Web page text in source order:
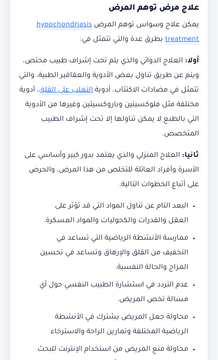
علاج مرض توهم المرض
يمكن علاج وسواس توهم المرض hypochondriasis
treatment بطرق عدة والتي تتمثل في:
أولا: العلاج الدوائي والذي يتم تحت إشراف طبيب مختص،
ويتم عن طريق تناول بعض الأدوية والعقاقير الطبية، والتي
تتمثل في مضادات الاكتئاب، أدوية التغلب على القلق، أدوية
مختلفة مثل فلوكسيتين وباروكسيتين وغيرها من الأدوية
التي بالطبع لا يمكن تناولها إلا تحت إشراف الطبيب
المتخصص.
ثانيا: العلاج المنزلي والذي يعتمد بدور كبير وأساسي على
الأسرة وأفراد العائلة للتخلص من هذا المرض، والحرص
على أتباع الخطوات التالية:
البعد التام عن تناول المواد التي قد تؤثر على
العقل والقدرات والكحوليات والمواد المسكرة.
ممارسة الأنشطة الرياضية التي تساعد في
التخفيف من القلق والإرهاق وتساعد في تحسين
المزاج والحالة النفسية.
عدم التردد في استشارة الطبيب النفسي حول أي
مسالة تخص المريض.
محاولة جعل المريض يشترك في الأنشطة
الرياضية المختلفة وتمارين الراحة والاسترخاء
محاولة منع المريض من استخدام الإنترنت للبحث